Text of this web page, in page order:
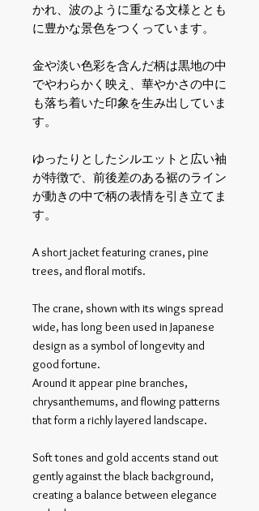
かれ、波のように重なる文様ととも
に豊かな景色をつくっています。
金や淡い色彩を含んだ柄は黒地の中
でやわらかく映え、華やかさの中に
も落ち着いた印象を生み出していま
す。
ゆったりとしたシルエットと広い袖
が特徴で、前後差のある裾のライン
が動きの中で柄の表情を引き立てま
す。
A short jacket featuring cranes, pine
trees, and floral motifs.
The crane, shown with its wings spread
wide, has long been used in Japanese
design as a symbol of longevity and
good fortune.
Around it appear pine branches,
chrysanthemums, and flowing patterns
that form a richly layered landscape.
Soft tones and gold accents stand out
gently against the black background,
creating a balance between elegance